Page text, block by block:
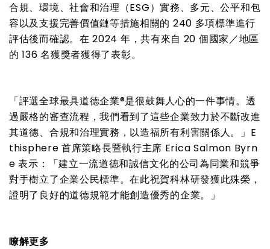
合規、環境、社會和治理（ESG）實務、多元、公平和包
容以及支援完善價值鏈等措施相關的 240 多項標準進行
評估後而確認。在 2024 年，共有來自 20 個國家／地區
的 136名獲獎者獲得了表彰。
「評選全球最具道德企業®是很鼓舞人心的一件事情。透
過嚴格的審查流程，我們看到了這些企業致力於不斷改進
其道德、合規和治理實務，以造福所有利害關係人。」 E
thisphere 首席策略長暨執行主席 Erica Salmon Byrn
e表示：「建立一流道德和誠信文化的公司為同業和競爭
對手樹立了企業公民標準。在此祝賀科林研發獲此殊榮，
證明了良好的道德規範才能創造優秀的企業。」
瞭解更多